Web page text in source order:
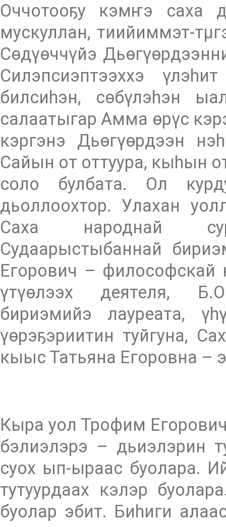
Оччотооҕу кэмҥэ саха
мускуллан, тиийиммэт-
Сөдүөччүйэ
Силэпсиэптээххэ
билсиһэн, сөбүлэһэн
салаатыгар Амма өрүс
кэргэнэ Дьөгүөрдээн
Сайын от оттуура, кыһын
соло булбата. Ол
дьоллоохтор. Улахан
Саха народнай
Судаарыстыбаннай
Егорович – философскай
үтүөлээх деятеля,
бириэмийэ лауреата,
үөрэҕэриитин туйгуна,
кыыс Татьяна Егоровна –
Кыра уол Трофим
бэлиэлэрэ – дьиэлэрин
суох ып-ыраас буолара.
тутуурдаах кэлэр
буолар эбит. Биһиги